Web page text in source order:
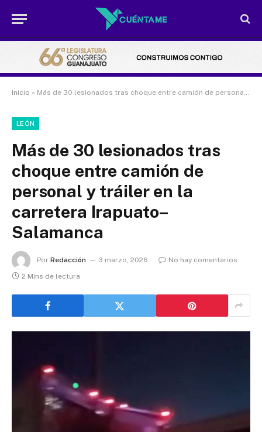
Inicio » Más de 30 lesionados tras choque entre camión de personal y tráiler en la carretera Irapuato–Salamanca
LEÓN
Más de 30 lesionados tras
choque entre camión de
personal y tráiler en la
carretera Irapuato–
Salamanca
Por Redacción 3 marzo, 2026
No hay comentarios
2 Mins de lectura